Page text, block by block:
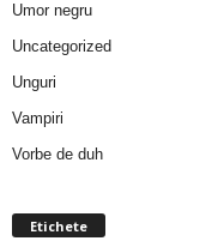
Umor negru
Uncategorized
Unguri
Vampiri
Vorbe de duh
Etichete